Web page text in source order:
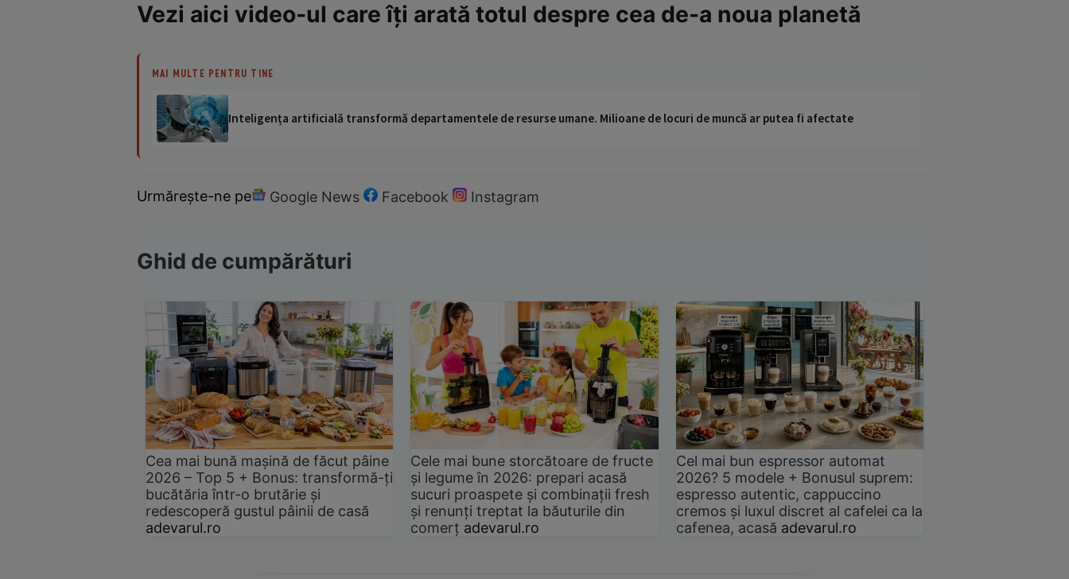
Vezi aici video-ul care îți arată totul despre cea de-a noua planetă
MAI MULTE PENTRU TINE
Inteligența artificială transformă departamentele de resurse umane. Milioane de locuri de muncă ar putea fi afectate
Urmărește-ne pe Google News Facebook Instagram
Ghid de cumpărături
Cea mai bună mașină de făcut pâine
2026 – Top 5 + Bonus: transformă-ți
bucătăria într-o brutărie și
redescoperă gustul pâinii de casă
adevarul.ro
Cele mai bune storcătoare de fructe
și legume în 2026: prepari acasă
sucuri proaspete și combinații fresh
și renunți treptat la băuturile din
comerț adevarul.ro
Cel mai bun espressor automat
2026? 5 modele + Bonusul suprem:
espresso autentic, cappuccino
cremos și luxul discret al cafelei ca la
cafenea, acasă adevarul.ro